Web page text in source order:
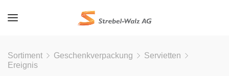
Sortiment Geschenkverpackung
Servietten
Ereignis